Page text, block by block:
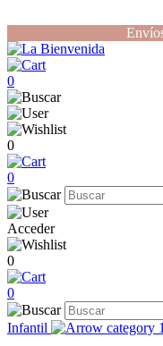
0
0
0
Acceder
0
0
Infantil